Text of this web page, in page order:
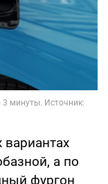
вариантах
а по
фургон